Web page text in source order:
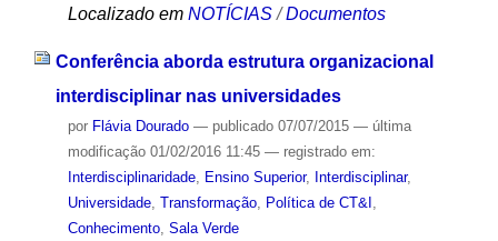
Localizado em NOTÍCIAS /Documentos
Conferência aborda estrutura organizacional
interdisciplinar nas universidades
por Flávia Dourado — publicado07/07/2015 — última
modificação01/02/2016 11:45 — registrado em:
Interdisciplinaridade, Ensino Superior, Interdisciplinar,
Universidade, Transformação, Política de CT&I
Conhecimento, Sala Verde